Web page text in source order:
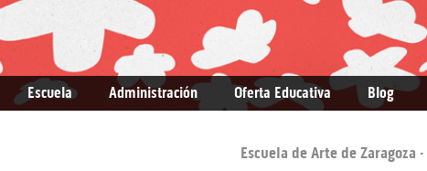
Escuela Administración Oferta Educativa Blog
Escuela de Arte de Zaragoza ·